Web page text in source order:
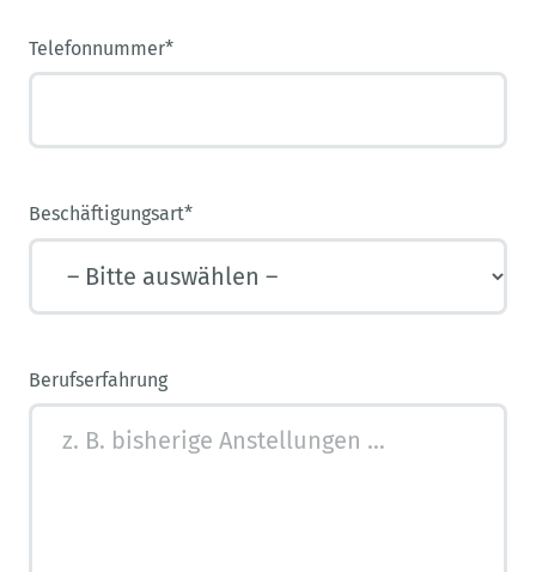
Telefonnummer*
Beschäftigungsart*
Berufserfahrung